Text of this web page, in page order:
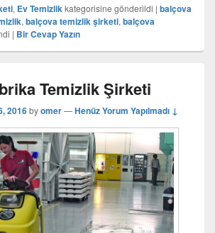
, Ev Temizlikkategorisine gönderildi | balçova
, balçova temizlik şirketi, balçova
| Bir Cevap Yazın
Temizlik Şirketi
2016byomer—Henüz Yorum Yapılmadı ↓